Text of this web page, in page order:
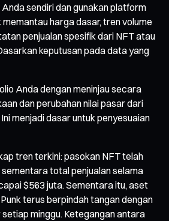
sendiri dan gunakan platform
harga dasar, tren volume
penjualan spesifik dari NFT atau
keputusan pada data yang
Anda dengan meninjau secara
dan perubahan nilai pasar dari
menjadi dasar untuk penyesuaian
tren terkini: pasokan NFT telah
sementara total penjualan selama
$563 juta. Sementara itu, aset
terus berpindah tangan dengan
minggu. Ketegangan antara